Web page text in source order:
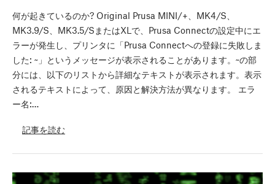
何が起きているのか? Original Prusa MINI/+、MK4/S、
MK3.9/S、MK3.5/SまたはXLで、Prusa Connectの設定中にエ
ラーが発生し、プリンタに「Prusa Connectへの登録に失敗しま
した: ~」というメッセージが表示されることがあります。~の部
分には、以下のリストから詳細なテキストが表示されます。表示
されるテキストによって、原因と解決方法が異なります。 エラ
ー名:…
記事を読む